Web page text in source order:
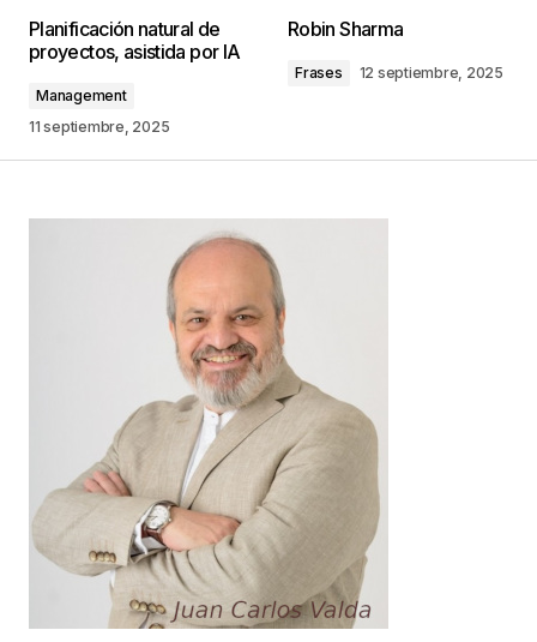
publicada. Los campos obligatorios están
marcados con*
Comentario*
*
Guarda mi nombre, correo electrónico y web en
este navegador para la próxima vez que
comente.
Este sitio esta protegido por
reCAPTCHA y la Política de
privacidad y los Términos del servicio
de Googlese aplican.
Planificación natural de
proyectos, asistida por IA
Management
11 septiembre, 2025
Robin Sharma
Frases 12 septiembre, 2025